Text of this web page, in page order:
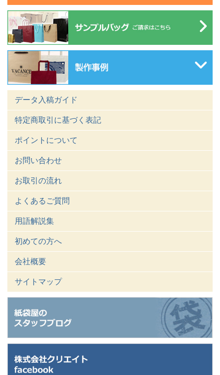
データ入稿ガイド
特定商取引に基づく表記
ポイントについて
お問い合わせ
お取引の流れ
よくあるご質問
用語解説集
初めての方へ
会社概要
サイトマップ